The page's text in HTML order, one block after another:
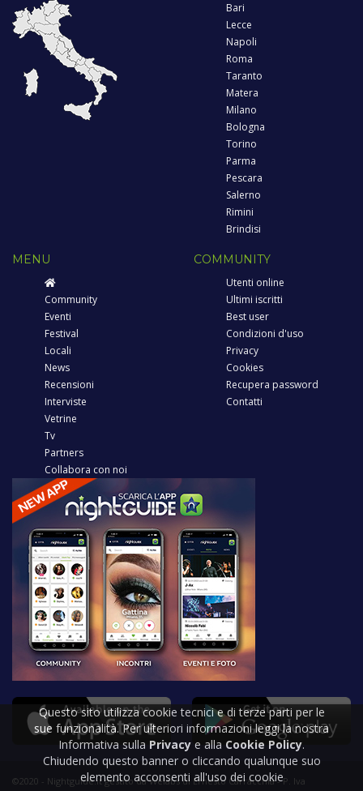
Bari
Lecce
Napoli
Roma
Taranto
Matera
Milano
Bologna
Torino
Parma
Pescara
Salerno
Rimini
Brindisi
MENU
Community
Eventi
Festival
Locali
News
Recensioni
Interviste
Vetrine
Tv
Partners
Collabora con noi
COMMUNITY
Utenti online
Ultimi iscritti
Best user
Condizioni d'uso
Privacy
Cookies
Recupera password
Contatti
©2020 - Nightguide.it gestito da Welabs di Ernesto Carracchia - P. Iva
Questo sito utilizza cookie tecnici e di terze parti per le
sue funzionalità. Per ulteriori informazioni leggi la nostra
Informativa sulla Privacy e alla Cookie Policy.
Chiudendo questo banner o cliccando qualunque suo
elemento acconsenti all'uso dei cookie